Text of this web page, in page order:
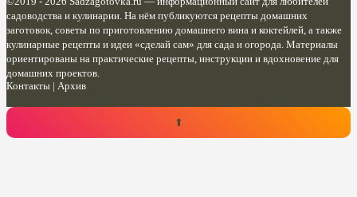
садоводства и кулинарии. На нём публикуются рецепты домашних
заготовок, советы по приготовлению домашнего вина и коктейлей, а также
кулинарные рецепты и идеи «сделай сам» для сада и огорода. Материалы
ориентированы на практические рецепты, инструкции и вдохновение для
домашних проектов.
Контакты | Архив